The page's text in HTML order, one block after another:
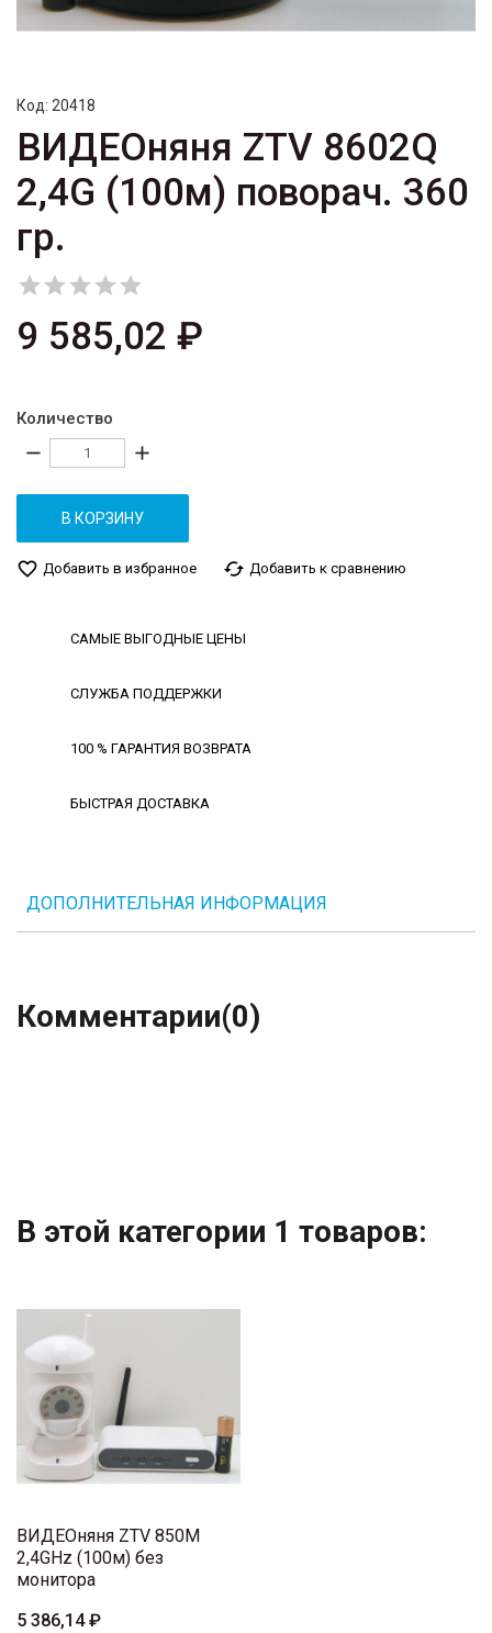
Код: 20418
ВИДЕОняня ZTV 8602Q
2,4G (100м) поворач. 360
гр.

9 585,02 ₽
Количество
remove add
В КОРЗИНУ
favorite_border Добавить в избранное cached Добавить к сравнению
САМЫЕ ВЫГОДНЫЕ ЦЕНЫ
СЛУЖБА ПОДДЕРЖКИ
100 % ГАРАНТИЯ ВОЗВРАТА
БЫСТРАЯ ДОСТАВКА
ДОПОЛНИТЕЛЬНАЯ ИНФОРМАЦИЯ
Комментарии(0)
В этой категории 1 товаров:
ВИДЕОняня ZTV 850M
2,4GHz (100м) без
монитора
5 386,14 ₽